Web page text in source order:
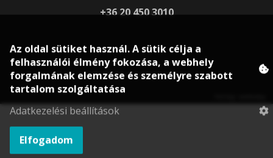
+36 20 450 3010
© 2020 rokonsport.hu
Az oldal sütiket használ. A sütik célja a
felhasználói élmény fokozása, a webhely
forgalmának elemzése és személyre szabott
tartalom szolgáltatása
Adatkezelési beállítások
Elfogadom